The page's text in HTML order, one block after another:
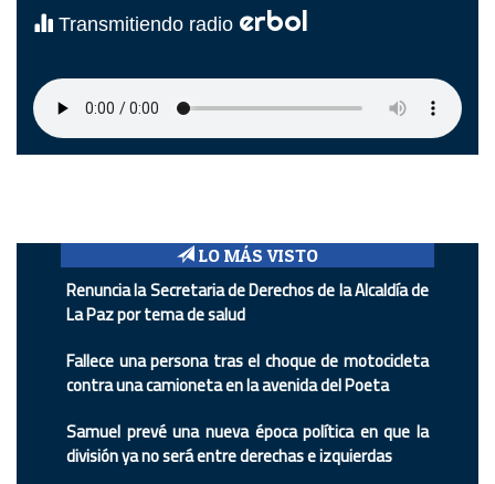
Transmitiendo radio erbol
LO MÁS VISTO
Renuncia la Secretaria de Derechos de la Alcaldía de
La Paz por tema de salud
Fallece una persona tras el choque de motocicleta
contra una camioneta en la avenida del Poeta
Samuel prevé una nueva época política en que la
división ya no será entre derechas e izquierdas